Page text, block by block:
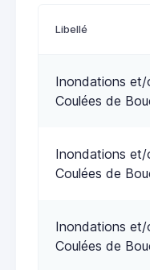
Libellé
Inondations et/
Coulées de
Inondations et/
Coulées de
Inondations et/
Coulées de